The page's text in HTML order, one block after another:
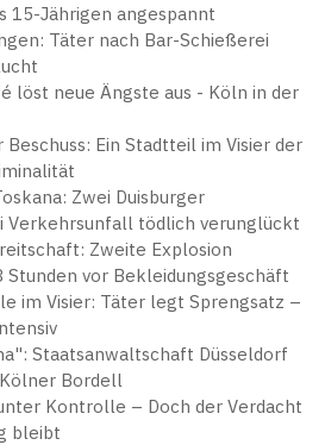
15-Jährigen angespannt
Täter nach Bar-Schießerei
löst neue Ängste aus - Köln in der
Ein Stadtteil im Visier der
Zwei Duisburger
Verkehrsunfall tödlich verunglückt
Zweite Explosion
Stunden vor Bekleidungsgeschäft
im Visier: Täter legt Sprengsatz –
Staatsanwaltschaft Düsseldorf
Bordell
Kontrolle – Doch der Verdacht
bleibt